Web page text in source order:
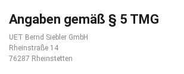
Angaben gemäß § 5 TMG
UET Bernd Siebler GmbH
Rheinstraße 14
76287 Rheinstetten